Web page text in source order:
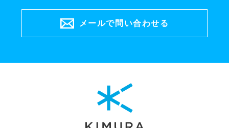
メールで問い合わせる